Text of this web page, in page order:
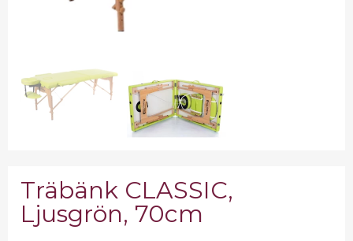
Träbänk CLASSIC,
Ljusgrön, 70cm